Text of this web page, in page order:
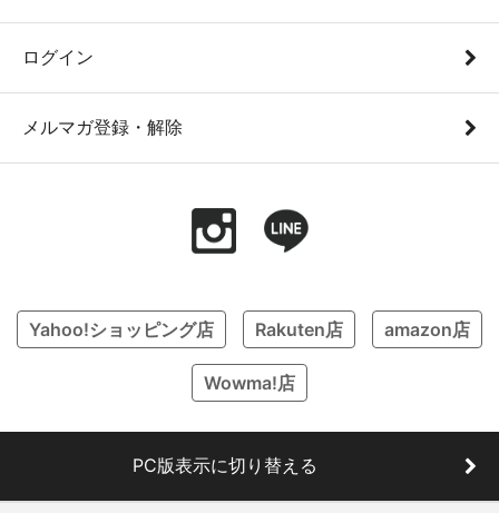
ログイン
メルマガ登録・解除
Yahoo!ショッピング店 Rakuten店 amazon店
Wowma!店
PC版表示に切り替える